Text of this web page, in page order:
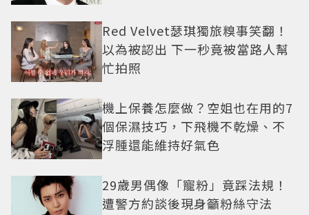
Red Velvet瑟琪獨旅糗事笑翻！
以為被認出 下一秒竟被當路人幫
忙拍照
機上保養怎麼做？空姐也在用的7
個保濕技巧，下飛機不乾燥、不
浮腫還能維持好氣色
29歲男偶像「寵粉」竟踩法規！
遭警方約談後現身籲粉絲守法